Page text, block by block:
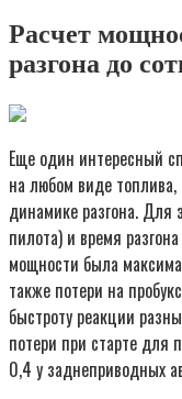
Расчет
разгона до
Еще один интересный
на любом виде
динамике разгона. Для
пилота) и время
мощности была
также потери на
быстроту реакции
потери при старте для
0,4 у заднеприводных